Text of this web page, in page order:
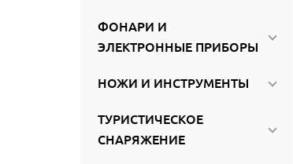
ФОНАРИ И
ЭЛЕКТРОННЫЕ ПРИБОРЫ
НОЖИ И ИНСТРУМЕНТЫ
ТУРИСТИЧЕСКОЕ
СНАРЯЖЕНИЕ